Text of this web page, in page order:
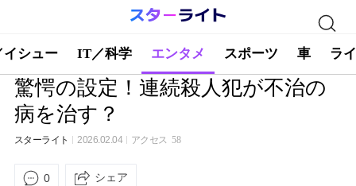
イシュー IT／科学 エンタメ スポーツ 車 ラ
驚愕の設定！連続殺人犯が不治の
病を治す？
スターライト 2026.02.04 アクセス 58
0 シェア